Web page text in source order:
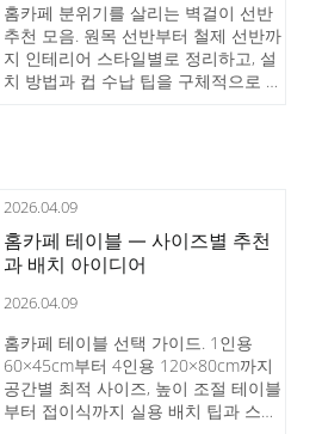
홈카페 분위기를 살리는 벽걸이 선반
추천 모음. 원목 선반부터 철제 선반까
지 인테리어 스타일별로 정리하고, 설
치 방법과 컵 수납 팁을 구체적으로 안
2026.04.09
홈카페 테이블 — 사이즈별 추천
과 배치 아이디어
2026.04.09
홈카페 테이블 선택 가이드. 1인용
60×45cm부터 4인용 120×80cm까지
공간별 최적 사이즈, 높이 조절 테이블
부터 접이식까지 실용 배치 팁과 스타